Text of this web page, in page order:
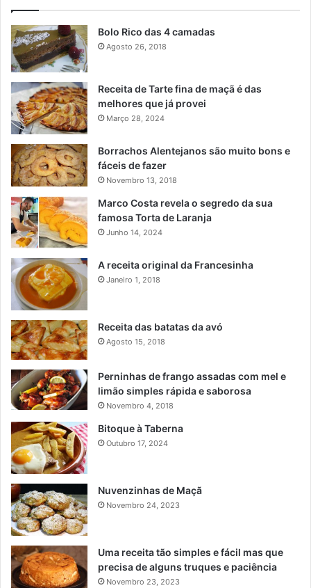
Bolo Rico das 4 camadas
Agosto 26, 2018
Receita de Tarte fina de maçã é das
melhores que já provei
Março 28, 2024
Borrachos Alentejanos são muito bons e
fáceis de fazer
Novembro 13, 2018
Marco Costa revela o segredo da sua
famosa Torta de Laranja
Junho 14, 2024
A receita original da Francesinha
Janeiro 1, 2018
Receita das batatas da avó
Agosto 15, 2018
Perninhas de frango assadas com mel e
limão simples rápida e saborosa
Novembro 4, 2018
Bitoque à Taberna
Outubro 17, 2024
Nuvenzinhas de Maçã
Novembro 24, 2023
Uma receita tão simples e fácil mas que
precisa de alguns truques e paciência
Novembro 23, 2023